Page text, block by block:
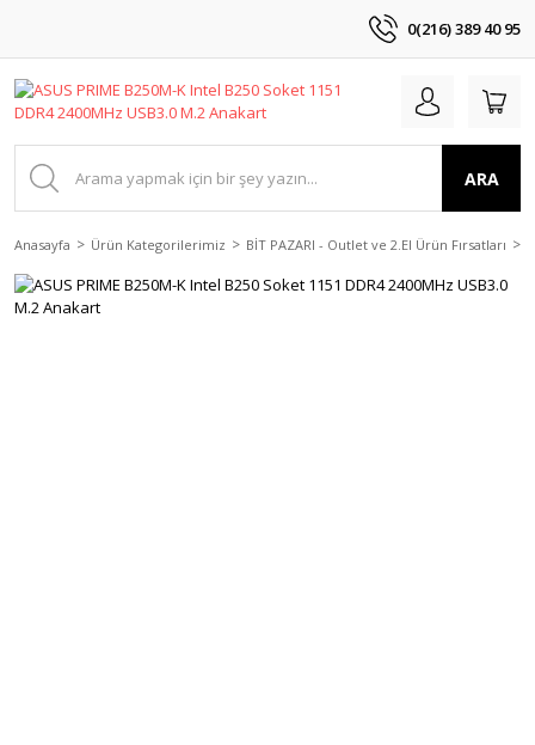
0(216) 389 40 95
ARA
Anasayfa Ürün Kategorilerimiz BİT PAZARI - Outlet ve 2.El Ürün Fırsatları